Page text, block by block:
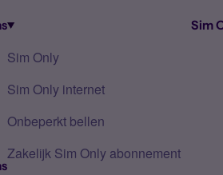
Sim
Sim Only
Sim Only internet
Onbeperkt bellen
Zakelijk Sim Only abonnement